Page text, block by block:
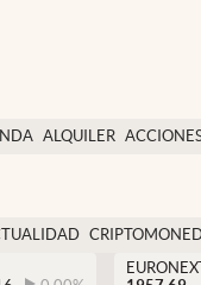
ALQUILER